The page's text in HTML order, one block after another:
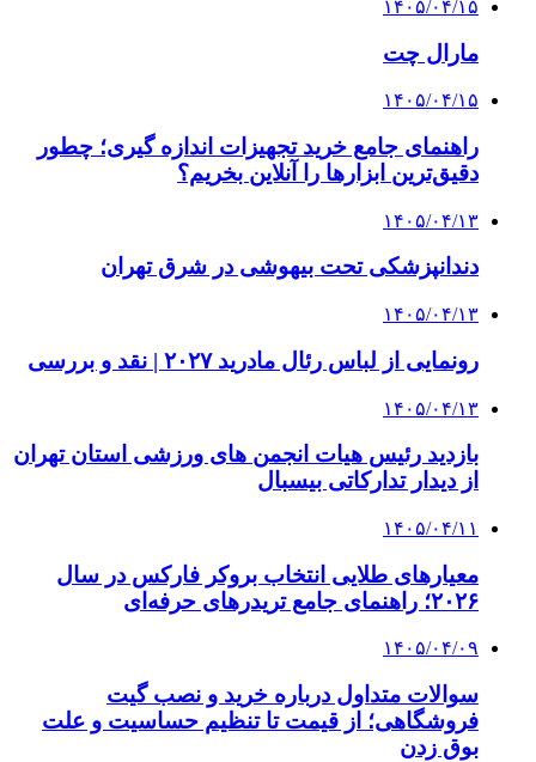
۱۴۰۵/۰۴/۱۵
مارال چت
۱۴۰۵/۰۴/۱۵
راهنمای جامع خرید تجهیزات اندازه گیری؛ چطور
دقیق‌ترین ابزارها را آنلاین بخریم؟
۱۴۰۵/۰۴/۱۳
دندانپزشکی تحت بیهوشی در شرق تهران
۱۴۰۵/۰۴/۱۳
رونمایی از لباس رئال مادرید ۲۰۲۷ | نقد و بررسی
۱۴۰۵/۰۴/۱۳
بازدید رئیس هیات انجمن های ورزشی استان تهران
از دیدار تدارکاتی بیسبال
۱۴۰۵/۰۴/۱۱
معیارهای طلایی انتخاب بروکر فارکس در سال
۲۰۲۶؛ راهنمای جامع تریدرهای حرفه‌ای
۱۴۰۵/۰۴/۰۹
سوالات متداول درباره خرید و نصب گیت
فروشگاهی؛ از قیمت تا تنظیم حساسیت و علت
بوق زدن